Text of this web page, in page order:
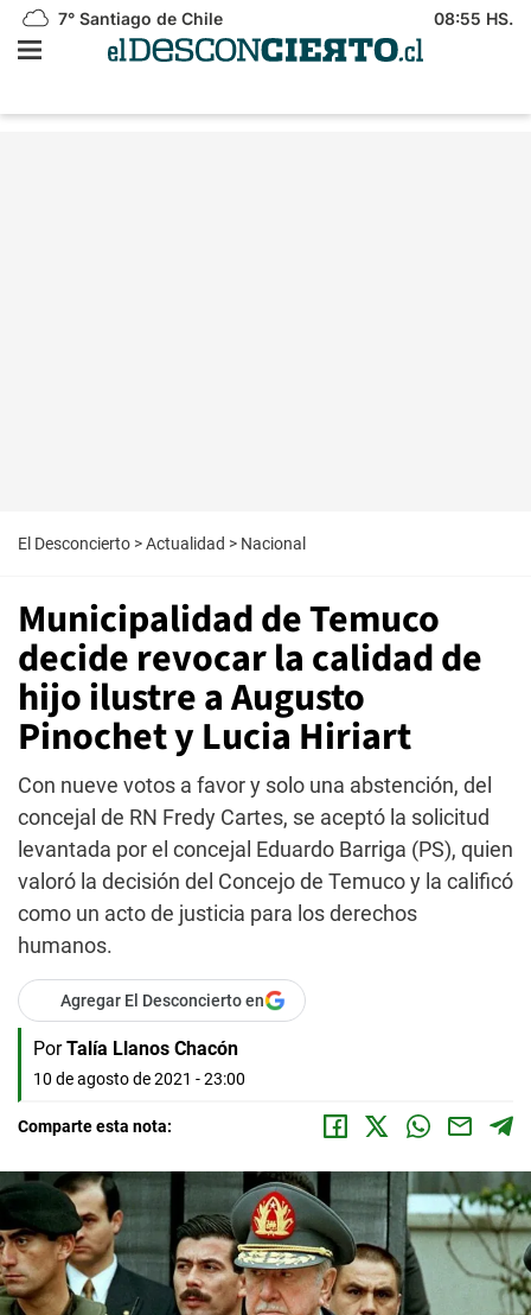
7° Santiago de Chile 08:55 HS.
El Desconcierto >Actualidad > Nacional
Municipalidad de Temuco
decide revocar la calidad de
hijo ilustre a Augusto
Pinochet y Lucia Hiriart
Con nueve votos a favor y solo una abstención, del
concejal de RN Fredy Cartes, se aceptó la solicitud
levantada por el concejal Eduardo Barriga (PS), quien
valoró la decisión del Concejo de Temuco y la calificó
como un acto de justicia para los derechos
humanos.
Agregar El Desconcierto en
Por Talía Llanos Chacón
10 de agosto de 2021 - 23:00
Comparte esta nota: